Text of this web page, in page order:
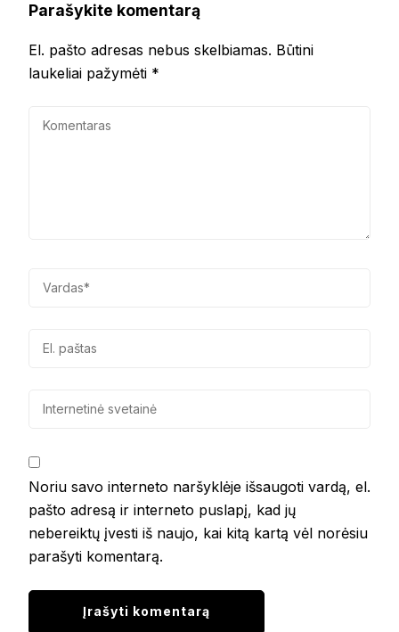
Parašykite komentarą
El. pašto adresas nebus skelbiamas. Būtini
laukeliai pažymėti *
Noriu savo interneto naršyklėje išsaugoti vardą, el.
pašto adresą ir interneto puslapį, kad jų
nebereiktų įvesti iš naujo, kai kitą kartą vėl norėsiu
parašyti komentarą.